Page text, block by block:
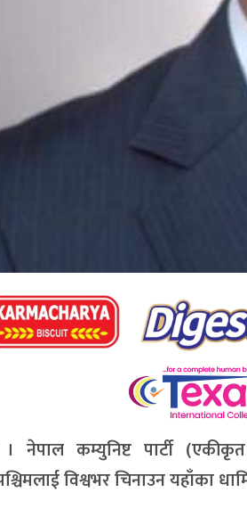
। नेपाल कम्युनिष्ट पार्टी
विश्वभर चिनाउन यहाँका